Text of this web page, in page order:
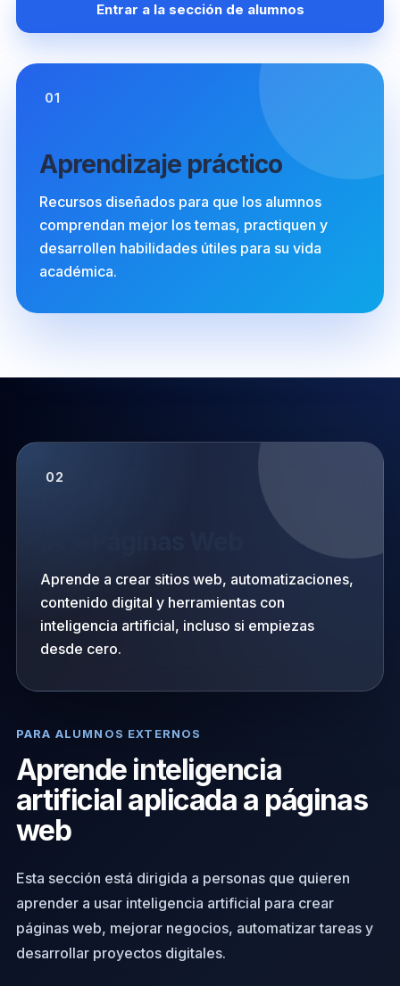
Entrar a la sección de alumnos
01
Aprendizaje práctico
Recursos diseñados para que los alumnos
comprendan mejor los temas, practiquen y
desarrollen habilidades útiles para su vida
académica.
02
Aprende a crear sitios web, automatizaciones,
contenido digital y herramientas con
inteligencia artificial, incluso si empiezas
desde cero.
PARA ALUMNOS EXTERNOS
Aprende inteligencia
artificial aplicada a páginas
web
Esta sección está dirigida a personas que quieren
aprender a usar inteligencia artificial para crear
páginas web, mejorar negocios, automatizar tareas y
desarrollar proyectos digitales.